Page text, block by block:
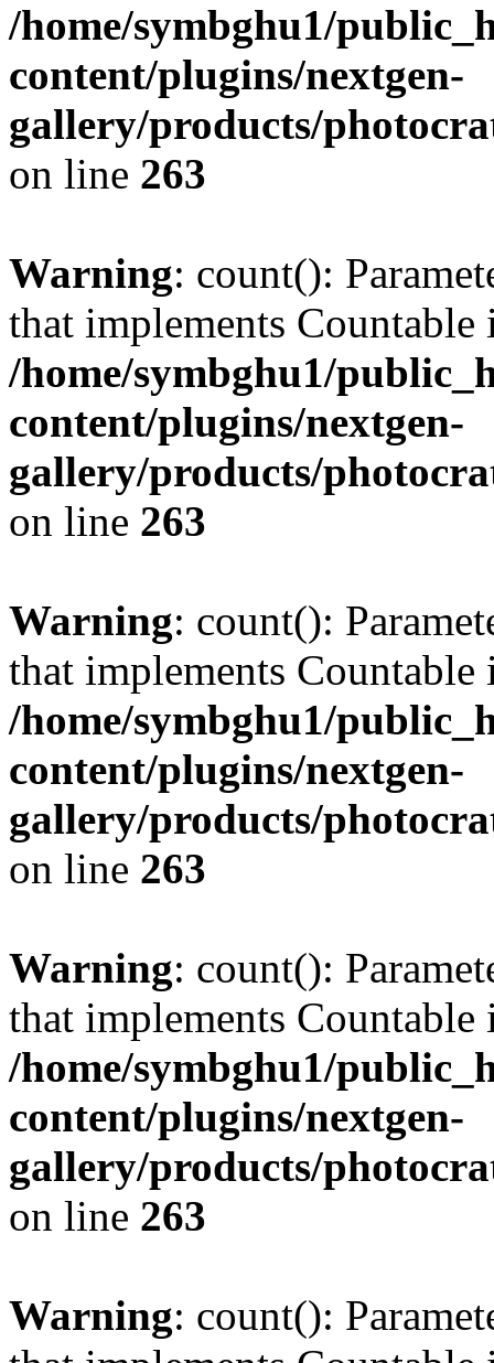
/home/symbghu1/
content/plugins/nextgen-
gallery/products/
on line 263
Warning: count():
that implements Countable
/home/symbghu1/
content/plugins/nextgen-
gallery/products/
on line 263
Warning: count():
that implements Countable
/home/symbghu1/
content/plugins/nextgen-
gallery/products/
on line 263
Warning: count():
that implements Countable
/home/symbghu1/
content/plugins/nextgen-
gallery/products/
on line 263
Warning: count():